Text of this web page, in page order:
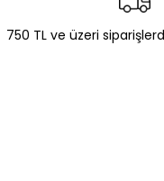
750 TL ve üzeri